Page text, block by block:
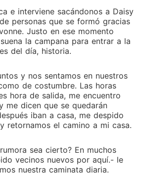
e interviene sacándonos a Daisy
personas que se formó gracias
Justo en ese momento
la campana para entrar a la
del día, historia.
y nos sentamos en nuestros
de costumbre. Las horas
hora de salida, me encuentro
me dicen que se quedarán
iban a casa, me despido
retornamos el camino a mi casa.
sea cierto? En muchos
vecinos nuevos por aquí.­­- le
nuestra caminata diaria.